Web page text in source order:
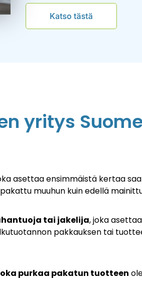
yritys
asettaa ensimmäistä kertaa
muuhun kuin edellä
tai jakelija, joka
pakkauksen tai
purkaa pakatun tuotteen